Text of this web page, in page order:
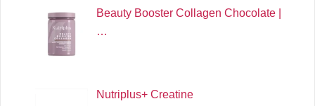
Beauty Booster Collagen Chocolate |
…
Nutriplus+ Creatine